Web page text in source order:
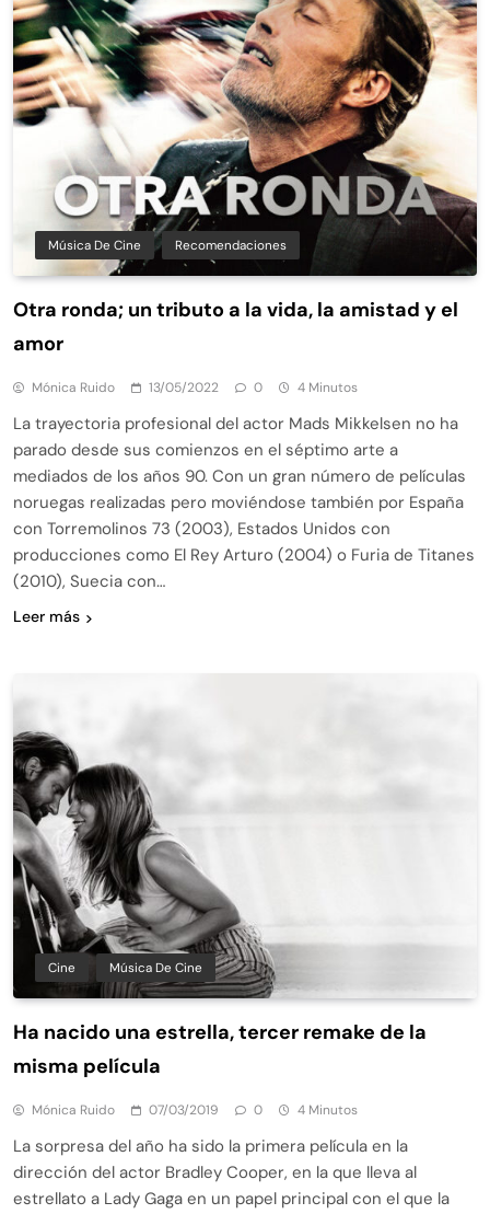
Música De Cine Recomendaciones
Otra ronda; un tributo a la vida, la amistad y el
amor
Mónica Ruido 13/05/2022 0 4 Minutos
La trayectoria profesional del actor Mads Mikkelsen no ha
parado desde sus comienzos en el séptimo arte a
mediados de los años 90. Con un gran número de películas
noruegas realizadas pero moviéndose también por España
con Torremolinos 73 (2003), Estados Unidos con
producciones como El Rey Arturo (2004) o Furia de Titanes
(2010), Suecia con…
Leer más
Cine Música De Cine
Ha nacido una estrella, tercer remake de la
misma película
Mónica Ruido 07/03/2019 0 4 Minutos
La sorpresa del año ha sido la primera película en la
dirección del actor Bradley Cooper, en la que lleva al
estrellato a Lady Gaga en un papel principal con el que la